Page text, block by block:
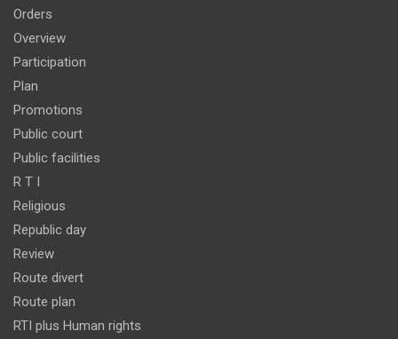
Orders
Overview
Participation
Plan
Promotions
Public court
Public facilities
R T I
Religious
Republic day
Review
Route divert
Route plan
RTI plus Human rights